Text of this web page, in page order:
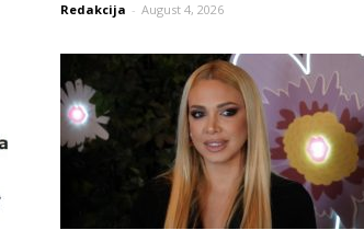
Redakcija - August 4, 2026